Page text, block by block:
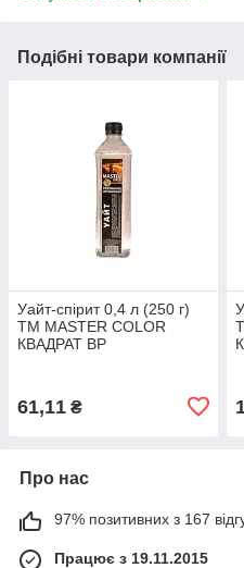
Подібні товари компанії
Уайт-спірит 0,4 л (250 г)
ТМ МASTER COLOR
КВАДРАТ BP
61,11 ₴
Про нас
97% позитивних з 167
Працює з 19.11.2015